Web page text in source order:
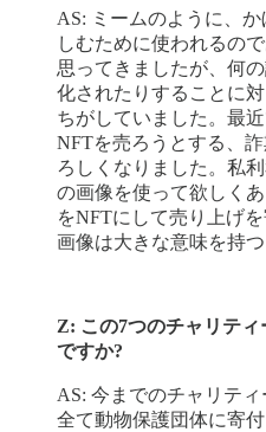
AS: ミームのように、
しむために使われるの
思ってきましたが、何
化されたりすることに
ちがしていました。最
NFTを売ろうとする、
ろしくなりました。私
の画像を使って欲しく
をNFTにして売り上げ
画像は大きな意味を持つ
Z: この7つのチャリテ
ですか?
AS: 今までのチャリティ
全て動物保護団体に寄